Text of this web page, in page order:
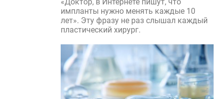
импланты нужно менять каждые 10
лет». Эту фразу не раз слышал каждый
пластический хирург.